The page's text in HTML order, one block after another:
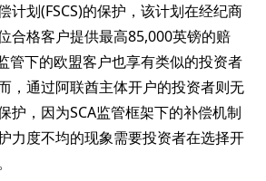
计划(FSCS)的保护，该计划在经纪商
合格客户提供最高85,000英镑的赔
管下的欧盟客户也享有类似的投资者
，通过阿联酋主体开户的投资者则无
护，因为SCA监管框架下的补偿机制
力度不均的现象需要投资者在选择开